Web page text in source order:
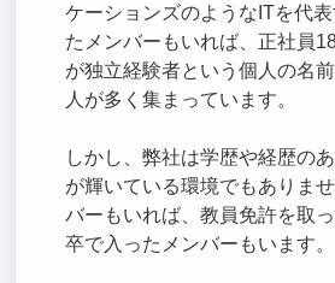
ケーションズのようなITを代
たメンバーもいれば、正社員
が独立経験者という個人の名
人が多く集まっています。
しかし、弊社は学歴や経歴の
が輝いている環境でもありま
バーもいれば、教員免許を取
卒で入ったメンバーもいます。